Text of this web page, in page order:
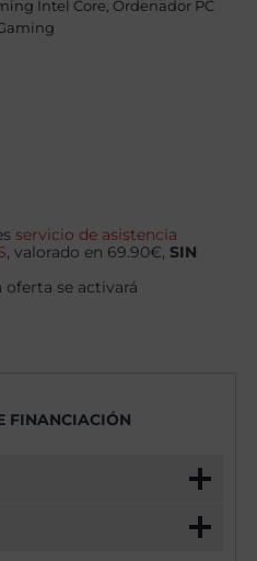
Intel Core Ordenador PC
servicio de asistencia
, valorado en 69.90€,SIN
oferta se activará
FINANCIACIÓN